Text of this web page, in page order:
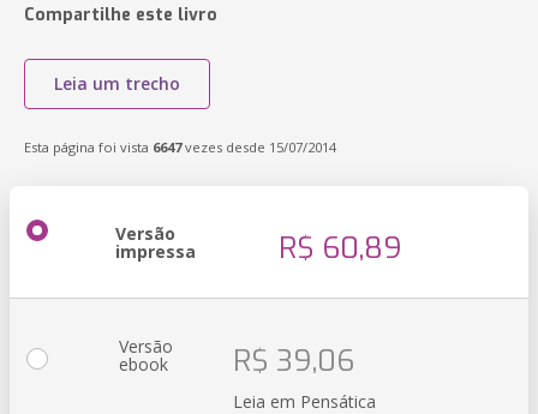
Compartilhe este livro
Leia um trecho
Esta página foi vista 6647vezes desde 15/07/2014
Versão
impressa R$ 60,89
Versão
ebook R$ 39,06
Leia em Pensática